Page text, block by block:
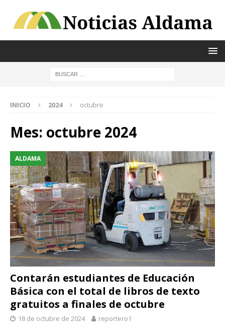
INICIO 2024 octubre
Mes: octubre 2024
ALDAMA
Contarán estudiantes de Educación
Básica con el total de libros de texto
gratuitos a finales de octubre
18 de octubre de 2024 reportero1